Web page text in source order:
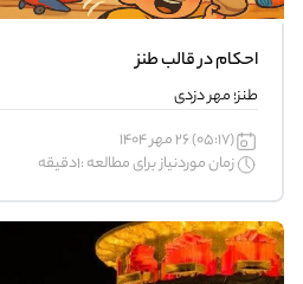
احکام در قالب طنز
طنز؛ مهر دزدی
(05:17) 26 مهر 1404
زمان موردنیاز برای مطالعه :1دقیقه